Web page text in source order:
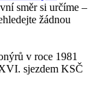
směr si určíme –
žádnou
v roce 1981
sjezdem KSČ